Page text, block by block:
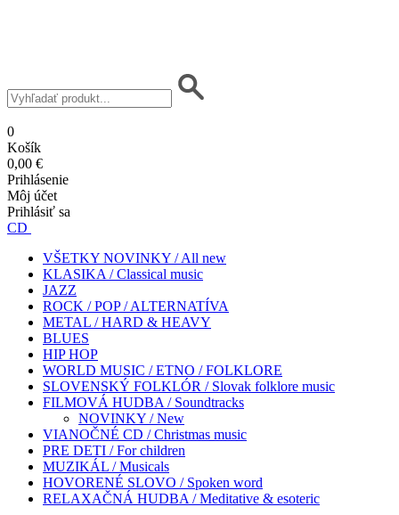
0
Košík
0,00 €
Prihlásenie
Môj účet
Prihlásiť sa
CD
VŠETKY NOVINKY / All new
KLASIKA / Classical music
JAZZ
ROCK / POP / ALTERNATÍVA
METAL / HARD & HEAVY
BLUES
HIP HOP
WORLD MUSIC / ETNO / FOLKLORE
SLOVENSKÝ FOLKLÓR / Slovak folklore music
FILMOVÁ HUDBA / Soundtracks
NOVINKY / New
VIANOČNÉ CD / Christmas music
PRE DETI / For children
MUZIKÁL / Musicals
HOVORENÉ SLOVO / Spoken word
RELAXAČNÁ HUDBA / Meditative & esoteric